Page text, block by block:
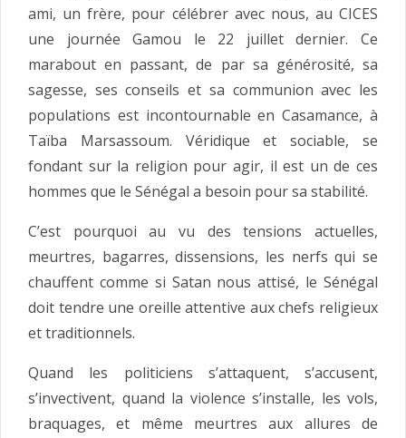
ami, un frère, pour célébrer avec nous, au CICES
une journée Gamou le 22 juillet dernier. Ce
marabout en passant, de par sa générosité, sa
sagesse, ses conseils et sa communion avec les
populations est incontournable en Casamance, à
Taïba Marsassoum. Véridique et sociable, se
fondant sur la religion pour agir, il est un de ces
hommes que le Sénégal a besoin pour sa stabilité.
C’est pourquoi au vu des tensions actuelles,
meurtres, bagarres, dissensions, les nerfs qui se
chauffent comme si Satan nous attisé, le Sénégal
doit tendre une oreille attentive aux chefs religieux
et traditionnels.
Quand les politiciens s’attaquent, s’accusent,
s’invectivent, quand la violence s’installe, les vols,
braquages, et même meurtres aux allures de